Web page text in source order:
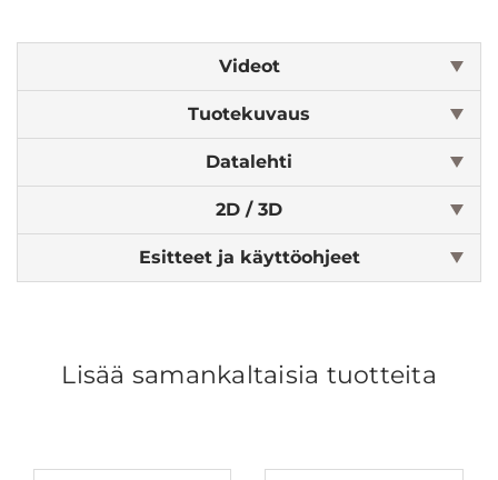
Videot
Tuotekuvaus
Datalehti
2D / 3D
Esitteet ja käyttöohjeet
Lisää samankaltaisia tuotteita